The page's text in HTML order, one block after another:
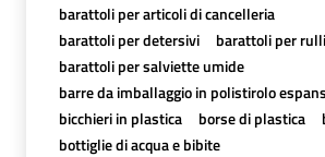
barattoli per articoli di cancelleria
barattoli per detersivi
barattoli per
barattoli per salviette umide
barre da imballaggio in polistirolo
bicchieri in plastica
borse di plastica
bottiglie di acqua e bibite